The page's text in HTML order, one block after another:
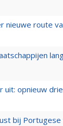
nieuwe route
opnieuw
bij